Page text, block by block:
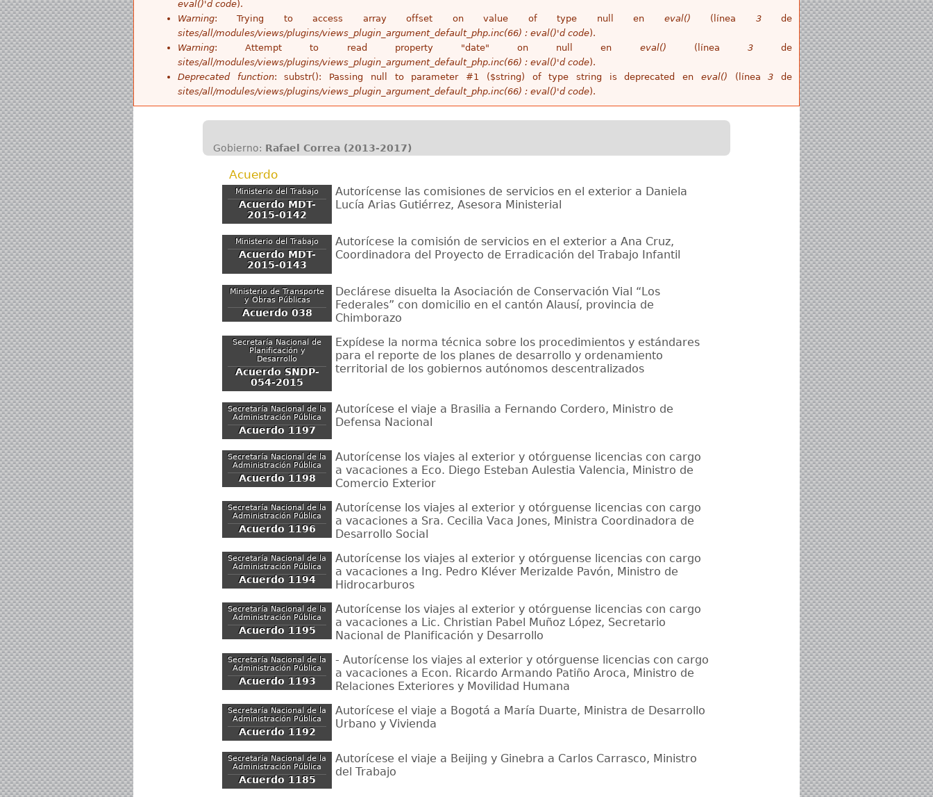
eval()'d code).
Warning: Trying to access array offset on value of type null en eval() (línea 3de
sites/all/modules/views/plugins/views_plugin_argument_default_php.inc(66) : eval()'d code).
Warning: Attempt to read property "date" on null en eval() (línea 3de
sites/all/modules/views/plugins/views_plugin_argument_default_php.inc(66) : eval()'d code).
Deprecated function: substr(): Passing null to parameter #1 ($string) of type string is deprecated en eval() (línea3 de
sites/all/modules/views/plugins/views_plugin_argument_default_php.inc(66) : eval()'d code).
Gobierno: Rafael Correa (2013-2017)
Acuerdo
Ministerio del Trabajo
Acuerdo MDT-
2015-0142
Autorícense las comisiones de servicios en el exterior a Daniela
Lucía Arias Gutiérrez, Asesora Ministerial
Ministerio del Trabajo
Acuerdo MDT-
2015-0143
Autorícese la comisión de servicios en el exterior a Ana Cruz,
Coordinadora del Proyecto de Erradicación del Trabajo Infantil
Ministerio de Transporte
y Obras Públicas
Acuerdo 038
Declárese disuelta la Asociación de Conservación Vial “Los
Federales” con domicilio en el cantón Alausí, provincia de
Chimborazo
Secretaría Nacional de
Planificación y
Desarrollo
Acuerdo SNDP-
054-2015
Expídese la norma técnica sobre los procedimientos y estándares
para el reporte de los planes de desarrollo y ordenamiento
territorial de los gobiernos autónomos descentralizados
Secretaría Nacional de la
Administración Pública
Acuerdo 1197
Autorícese el viaje a Brasilia a Fernando Cordero, Ministro de
Defensa Nacional
Secretaría Nacional de la
Administración Pública
Acuerdo 1198
Autorícense los viajes al exterior y otórguense licencias con cargo
a vacaciones a Eco. Diego Esteban Aulestia Valencia, Ministro de
Comercio Exterior
Secretaría Nacional de la
Administración Pública
Acuerdo 1196
Autorícense los viajes al exterior y otórguense licencias con cargo
a vacaciones a Sra. Cecilia Vaca Jones, Ministra Coordinadora de
Desarrollo Social
Secretaría Nacional de la
Administración Pública
Acuerdo 1194
Autorícense los viajes al exterior y otórguense licencias con cargo
a vacaciones a Ing. Pedro Kléver Merizalde Pavón, Ministro de
Hidrocarburos
Secretaría Nacional de la
Administración Pública
Acuerdo 1195
Autorícense los viajes al exterior y otórguense licencias con cargo
a vacaciones a Lic. Christian Pabel Muñoz López, Secretario
Nacional de Planificación y Desarrollo
Secretaría Nacional de la
Administración Pública
Acuerdo 1193
- Autorícense los viajes al exterior y otórguense licencias con cargo
a vacaciones a Econ. Ricardo Armando Patiño Aroca, Ministro de
Relaciones Exteriores y Movilidad Humana
Secretaría Nacional de la
Administración Pública
Acuerdo 1192
Autorícese el viaje a Bogotá a María Duarte, Ministra de Desarrollo
Urbano y Vivienda
Secretaría Nacional de la
Administración Pública
Acuerdo 1185
Autorícese el viaje a Beijing y Ginebra a Carlos Carrasco, Ministro
del Trabajo